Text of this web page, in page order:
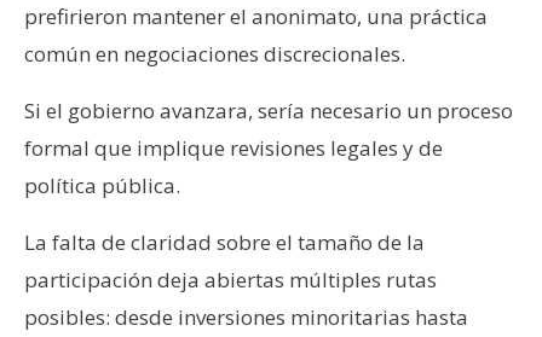
prefirieron mantener el anonimato, una práctica
común en negociaciones discrecionales.
Si el gobierno avanzara, sería necesario un proceso
formal que implique revisiones legales y de
política pública.
La falta de claridad sobre el tamaño de la
participación deja abiertas múltiples rutas
posibles: desde inversiones minoritarias hasta